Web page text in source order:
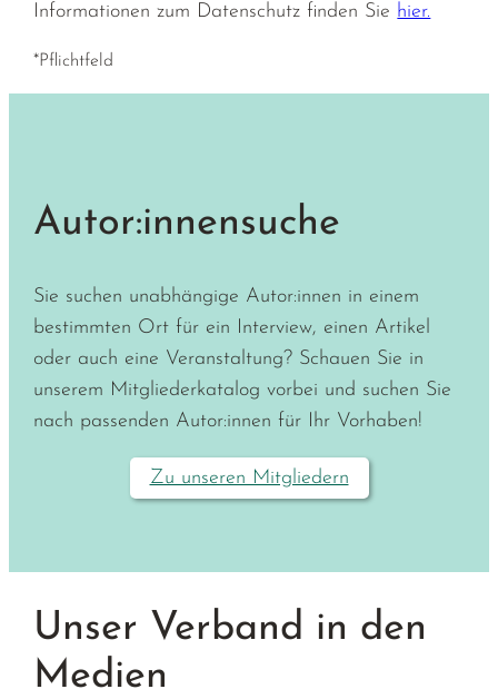
Informationen zum Datenschutz finden Sie hier.
*Pflichtfeld
Autor:innensuche
Sie suchen unabhängige Autor:innen in einem
bestimmten Ort für ein Interview, einen Artikel
oder auch eine Veranstaltung? Schauen Sie in
unserem Mitgliederkatalog vorbei und suchen Sie
nach passenden Autor:innen für Ihr Vorhaben!
Zu unseren Mitgliedern
Unser Verband in den
Medien